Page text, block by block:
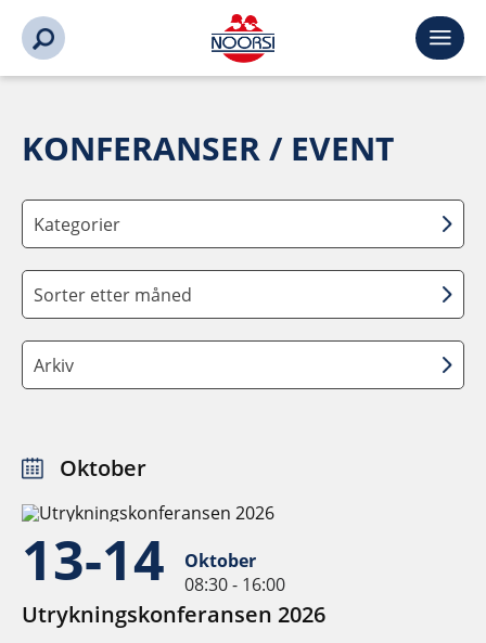
KONFERANSER / EVENT
Kategorier
Sorter etter måned
Arkiv
Oktober
13-14
Oktober
08:30 - 16:00
Utrykningskonferansen 2026